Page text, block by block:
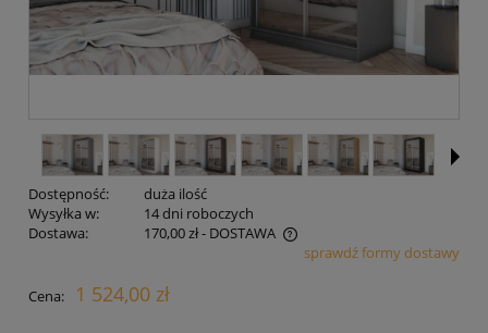
Dostępność:
duża ilość
Wysyłka w:
14 dni roboczych
Dostawa:
170,00 zł- DOSTAWA
Cena nie zawiera ewentualnych kosztów płatnościsprawdź formy dostawy
Cena: 1 524,00 zł